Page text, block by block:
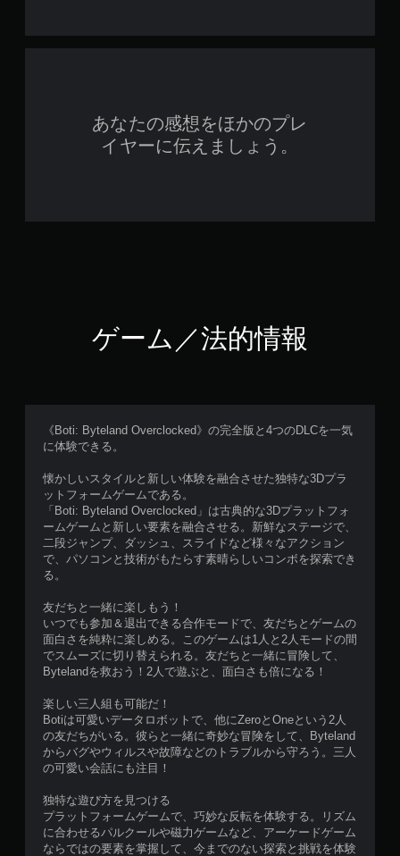
あなたの感想をほかのプレ
イヤーに伝えましょう。
ゲーム／法的情報
《Boti: Byteland Overclocked》の完全版と4つのDLCを一気
に体験できる。
懐かしいスタイルと新しい体験を融合させた独特な3Dプラ
ットフォームゲームである。
「Boti: Byteland Overclocked」は古典的な3Dプラットフォ
ームゲームと新しい要素を融合させる。新鮮なステージで、
二段ジャンプ、ダッシュ、スライドなど様々なアクション
で、パソコンと技術がもたらす素晴らしいコンボを探索でき
る。
友だちと一緒に楽しもう！
いつでも参加＆退出できる合作モードで、友だちとゲームの
面白さを純粋に楽しめる。このゲームは1人と2人モードの間
でスムーズに切り替えられる。友だちと一緒に冒険して、
Bytelandを救おう！2人で遊ぶと、面白さも倍になる！
楽しい三人組も可能だ！
Botiは可愛いデータロボットで、他にZeroとOneという2人
の友だちがいる。彼らと一緒に奇妙な冒険をして、Byteland
からバグやウィルスや故障などのトラブルから守ろう。三人
の可愛い会話にも注目！
独特な遊び方を見つける
プラットフォームゲームで、巧妙な反転を体験する。リズム
に合わせるパルクールや磁力ゲームなど、アーケードゲーム
ならではの要素を掌握して、今までのない探索と挑戦を体験